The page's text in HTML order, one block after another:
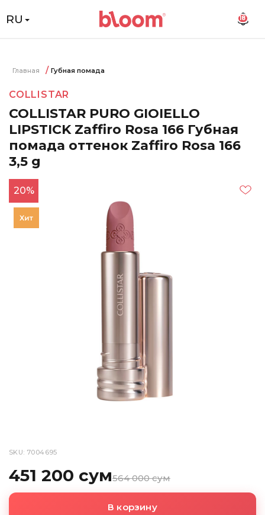
RU 18
Главная Губная помада
COLLISTAR
COLLISTAR PURO GIOIELLO
LIPSTICK Zaffiro Rosa 166 Губная
помада оттенок Zaffiro Rosa 166
3,5 g
20%
SKU: 7004695
451 200 сум564 000 сум
В корзину